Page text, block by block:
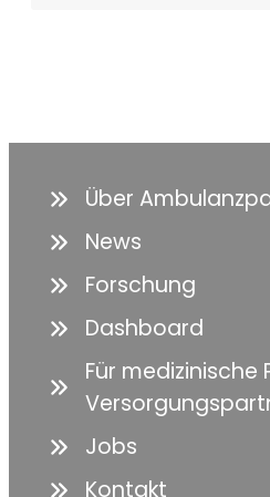
Über
News
Forschung
Dashboard
Für medizinische
Jobs
Kontakt